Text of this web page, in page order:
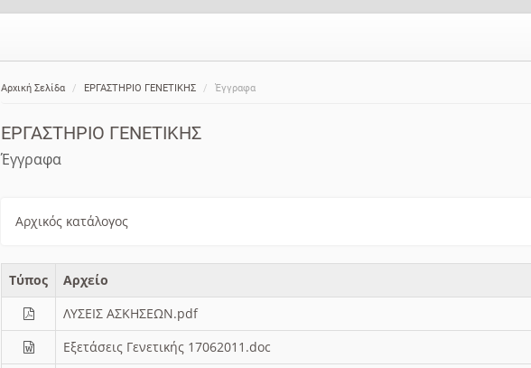
Αρχική Σελίδα ΕΡΓΑΣΤΗΡΙΟ ΓΕΝΕΤΙΚΗΣ Έγγραφα
ΕΡΓΑΣΤΗΡΙΟ ΓΕΝΕΤΙΚΗΣ
Έγγραφα
Αρχικός κατάλογος
Τύπος Aρχείο
ΛΥΣΕΙΣ ΑΣΚΗΣΕΩΝ.pdf
Εξετάσεις Γενετικής 17062011.doc